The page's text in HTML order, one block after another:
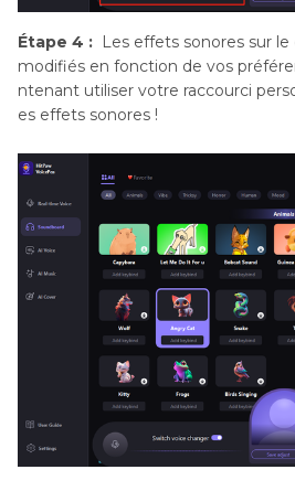
Étape 4 : Les effets sonores sur
modifiés en fonction de vos
ntenant utiliser votre raccourci
es effets sonores !